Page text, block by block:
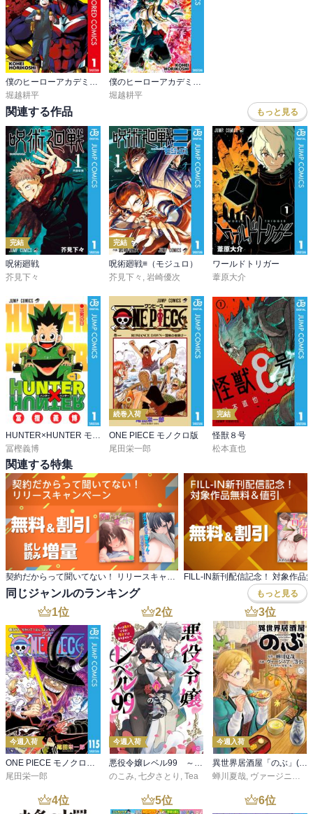
堀越耕平
堀越耕平
関連する作品 もっと見る
完結
呪術廻戦
芥見下々
完結
呪術廻戦≡（モジュロ）
芥見下々 , 岩崎優次
ワールドトリガー
葦原大介
冨樫義博
続巻入荷
ONE PIECE モノクロ版
尾田栄一郎
完結
怪獣８号
松本直也
関連する特集
FILL-IN新刊配信記念！ 対象作品
同じジャンルのランキング もっと見る
1位
今週入荷
ONE PIECE モノクロ版 115
尾田栄一郎
2位
今週入荷
悪役令嬢レベル99 ～私は裏ボスですが魔王ではありません～ その６
のこみ, 七夕さとり , Tea
3位
今週入荷
異世界居酒屋「のぶ」(22)
蝉川夏哉, ヴァージニア二等兵
4位 5位 6位